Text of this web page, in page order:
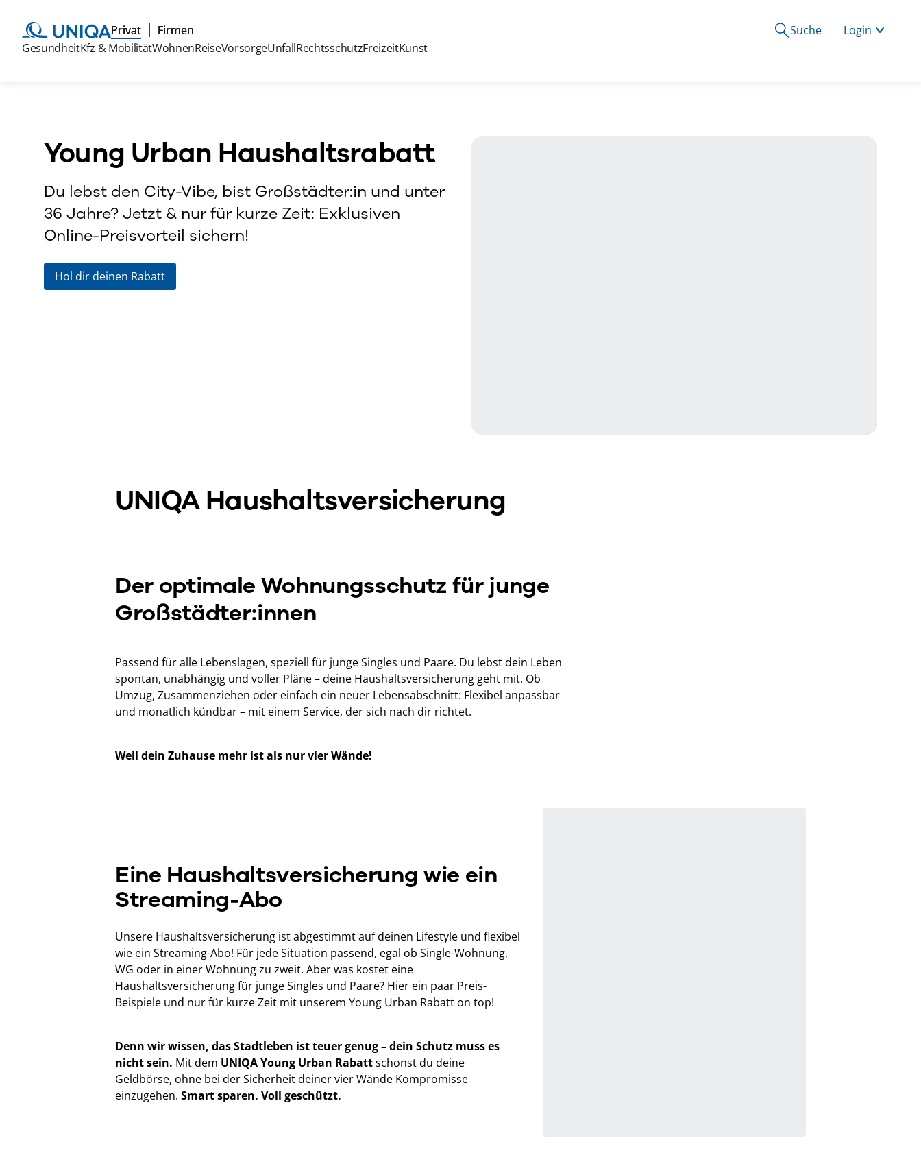
Privat Firmen Suche
Login
GesundheitKfz & MobilitätWohnenReiseVorsorgeUnfallRechtsschutzFreizeitKunst
Young Urban Haushaltsrabatt
Du lebst den City-Vibe, bist Großstädter:in und unter
36 Jahre? Jetzt & nur für kurze Zeit: Exklusiven
Online-Preisvorteil sichern!
Hol dir deinen Rabatt
UNIQA Haushaltsversicherung
Der optimale Wohnungsschutz für junge
Großstädter:innen
Passend für alle Lebenslagen, speziell für junge Singles und Paare. Du lebst dein Leben
spontan, unabhängig und voller Pläne – deine Haushaltsversicherung geht mit. Ob
Umzug, Zusammenziehen oder einfach ein neuer Lebensabschnitt: Flexibel anpassbar
und monatlich kündbar – mit einem Service, der sich nach dir richtet.
Weil dein Zuhause mehr ist als nur vier Wände!
Eine Haushaltsversicherung wie ein
Streaming-Abo
Unsere Haushaltsversicherung ist abgestimmt auf deinen Lifestyle und flexibel
wie ein Streaming-Abo! Für jede Situation passend, egal ob Single-Wohnung,
WG oder in einer Wohnung zu zweit. Aber was kostet eine
Haushaltsversicherung für junge Singles und Paare? Hier ein paar Preis-
Beispiele und nur für kurze Zeit mit unserem Young Urban Rabatt on top!
Denn wir wissen, das Stadtleben ist teuer genug – dein Schutz muss es
nicht sein. Mit dem UNIQA Young Urban Rabattschonst du deine
Geldbörse, ohne bei der Sicherheit deiner vier Wände Kompromisse
einzugehen. Smart sparen. Voll geschützt.